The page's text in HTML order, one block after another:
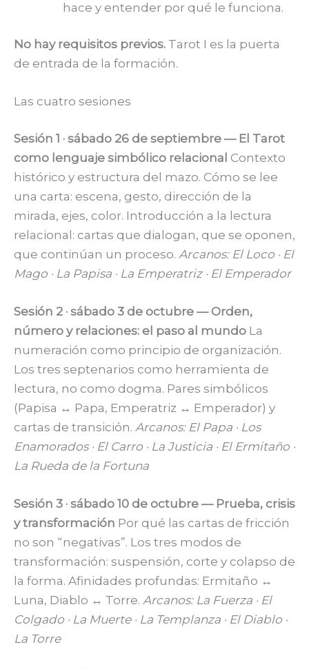
hace y entender por qué le funciona.
No hay requisitos previos. Tarot I es la puerta
de entrada de la formación.
Las cuatro sesiones
Sesión 1 · sábado 26 de septiembre — El Tarot
como lenguaje simbólico relacional Contexto
histórico y estructura del mazo. Cómo se lee
una carta: escena, gesto, dirección de la
mirada, ejes, color. Introducción a la lectura
relacional: cartas que dialogan, que se oponen,
que continúan un proceso. Arcanos: El Loco · El
Mago · La Papisa · La Emperatriz · El Emperador
Sesión 2 · sábado 3 de octubre — Orden,
número y relaciones: el paso al mundo La
numeración como principio de organización.
Los tres septenarios como herramienta de
lectura, no como dogma. Pares simbólicos
(Papisa ↔ Papa, Emperatriz ↔ Emperador) y
cartas de transición. Arcanos: El Papa · Los
Enamorados · El Carro · La Justicia · El Ermitaño ·
La Rueda de la Fortuna
Sesión 3 · sábado 10 de octubre — Prueba, crisis
y transformación Por qué las cartas de fricción
no son “negativas”. Los tres modos de
transformación: suspensión, corte y colapso de
la forma. Afinidades profundas: Ermitaño ↔
Luna, Diablo ↔ Torre. Arcanos: La Fuerza · El
Colgado · La Muerte · La Templanza · El Diablo ·
La Torre